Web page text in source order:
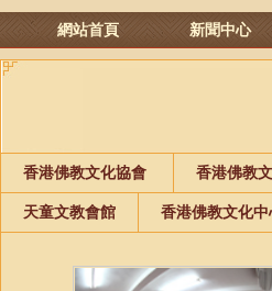
網站首頁 新聞中心
香港佛教文化協會 香港佛教
天童文教會館 香港佛教文化中